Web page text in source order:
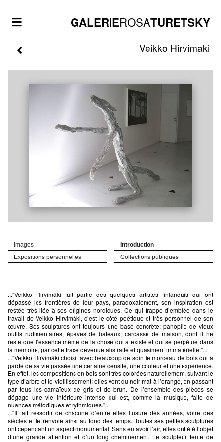
GALERIEROSATURETSKY
Veikko Hirvimaki
..."Veikko Hirvimäki fait partie des quelques artistes finlandais qui ont
dépassé les frontières de leur pays, paradoxalement, son inspiration est
restée très liée à ses origines nordiques. Ce qui frappe d’emblée dans le
travail de Veikko Hirvimäki, c’est le côté poétique et très personnel de son
œuvre. Ses sculptures ont toujours une base concrète: panoplie de vieux
outils rudimentaires; épaves de bateaux; carcasse de maison, dont il ne
reste que l’essence même de la chose qui a existé et qui se perpétue dans
la mémoire, par cette trace devenue abstraite et quasiment immatérielle."...
..."Veikko Hirvimäki choisit avec beaucoup de soin le morceau de bois qui a
gardé de sa vie passée une certaine densité, une couleur et une expérience.
En effet, les compositions en bois sont très colorées naturellement, suivant le
type d’arbre et le vieillissement: elles vont du noir mat à l’orange, en passant
par tous les camaïeux de gris et de brun. De l’ensemble des pièces se
dégage une vie intérieure intense qui est, comme la musique, faite de
nuances mélodiques et rythmiques."...
..."Il fait ressortir de chacune d’entre elles l’usure des années, voire des
siècles et le renvoie ainsi au fond des temps. Toutes ses petites sculptures
ont cependant un aspect monumental. Sans en avoir l’air, elles ont été l’objet
d’une grande attention et d’un long cheminement. Le sculpteur tente de
Images
Introduction
Expositions personnelles
Collections publiques